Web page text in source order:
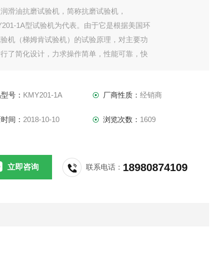
滑油抗磨试验机，简称抗磨试验机，
1A型试验机为代表。由于它是根据美国环
机（梯姆肯试验机）的试验原理，对主要功
了简化设计，力求操作简单，性能可靠，快
，试验时在不同压力条件下，磨环与磨柱之
号： KMY201-1A 厂商性质： 经销商
间： 2018-10-10 浏览次数： 1609
立即咨询 联系电话： 18980874109